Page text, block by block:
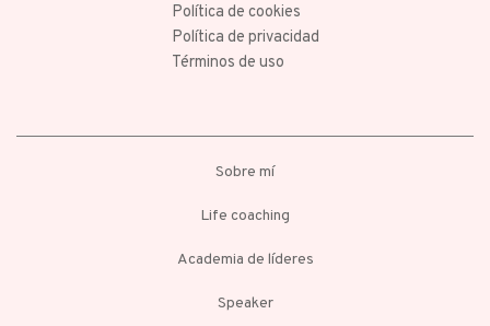
Política de cookies
Política de privacidad
Términos de uso
Sobre mí
Life coaching
Academia de líderes
Speaker